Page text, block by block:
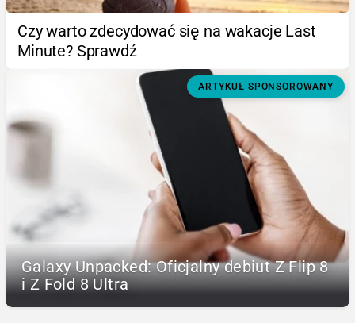
Czy warto zdecydować się na wakacje Last
Minute? Sprawdź
ARTYKUŁ SPONSOROWANY
Galaxy Unpacked: Oficjalny debiut Z Flip 8
i Z Fold 8 Ultra